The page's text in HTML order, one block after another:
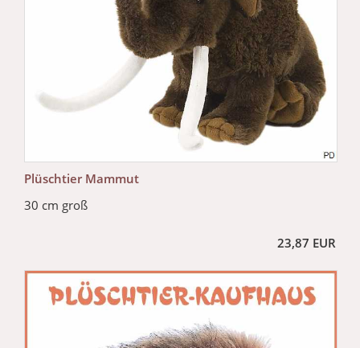
Plüschtier Mammut
30 cm groß
23,87 EUR